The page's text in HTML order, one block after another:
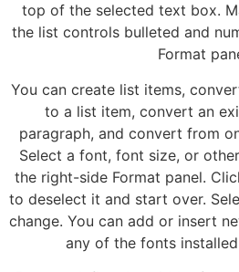
top of the selected text box.
the list controls bulleted and
Format
You can create list items,
to a list item, convert an
paragraph, and convert from
Select a font, font size, or
the right-side Format panel.
to deselect it and start over.
change. You can add or insert
any of the fonts